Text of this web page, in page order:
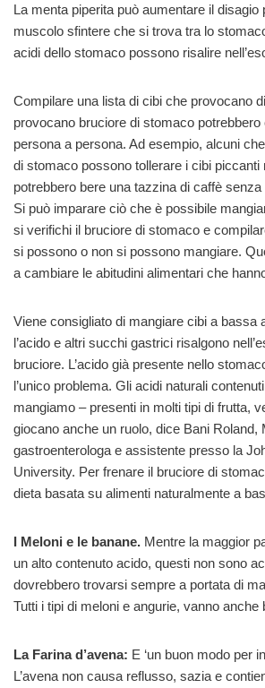
La menta piperita può aumentare il disagio
muscolo sfintere che si trova tra lo
acidi dello stomaco possono risalire
Compilare una lista di cibi che provocano
provocano bruciore di stomaco
persona a persona. Ad esempio, alcuni
di stomaco possono tollerare i cibi piccanti
potrebbero bere una tazzina di caffè
Si può imparare ciò che è possibile
si verifichi il bruciore di stomaco e
si possono o non si possono mangiare.
a cambiare le abitudini alimentari che
Viene consigliato di mangiare cibi a bassa
l’acido e altri succhi gastrici risalgono
bruciore. L’acido già presente nello
l’unico problema. Gli acidi naturali
mangiamo – presenti in molti tipi di frutta,
giocano anche un ruolo, dice Bani
gastroenterologa e assistente presso la
University. Per frenare il bruciore di
dieta basata su alimenti naturalmente a
I Meloni e le banane. Mentre la maggior
un alto contenuto acido, questi non sono
dovrebbero trovarsi sempre a portata di
Tutti i tipi di meloni e angurie, vanno anche
La Farina d’avena: E ‘un buon modo per
L’avena non causa reflusso, sazia e